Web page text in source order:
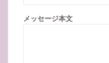
メッセージ本文